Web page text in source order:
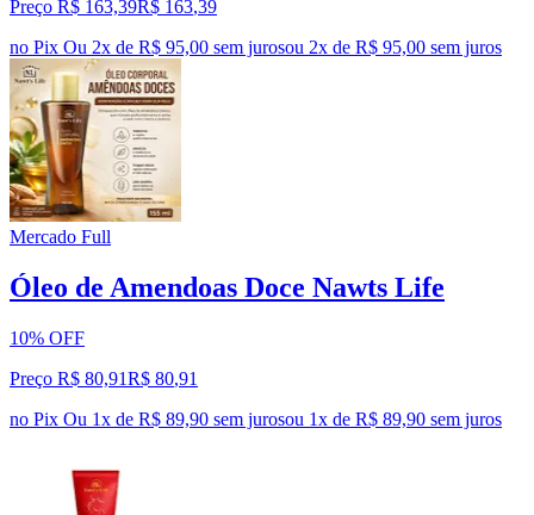
Preço R$ 163,39R$ 163,39
no Pix Ou 2x de R$ 95,00 sem jurosou 2x de R$ 95,00 sem juros
Mercado Full
Óleo de Amendoas Doce Nawts Life
10% OFF
Preço R$ 80,91R$ 80,91
no Pix Ou 1x de R$ 89,90 sem jurosou 1x de R$ 89,90 sem juros